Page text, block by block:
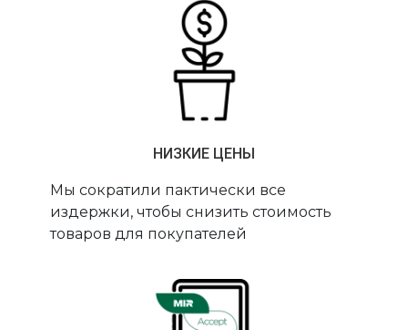
НИЗКИЕ ЦЕНЫ
Мы сократили пактически все
издержки, чтобы снизить стоимость
товаров для покупателей